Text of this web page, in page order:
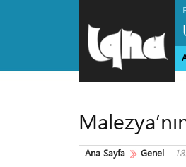
Ana Sayfa Genel